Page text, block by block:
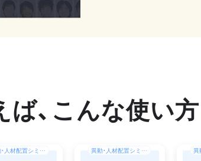
異動・人材配置シミュレーション 異動・人材配置シミュレーション